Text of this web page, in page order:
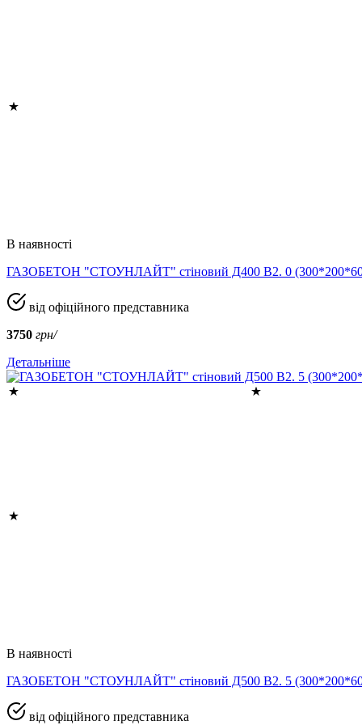
В наявності
ГАЗОБЕТОН "СТОУНЛАЙТ" стіновий Д400 В2. 0
від офіційного представника
3750 грн/
Детальніше
В наявності
ГАЗОБЕТОН "СТОУНЛАЙТ" стіновий Д500 В2. 5
від офіційного представника